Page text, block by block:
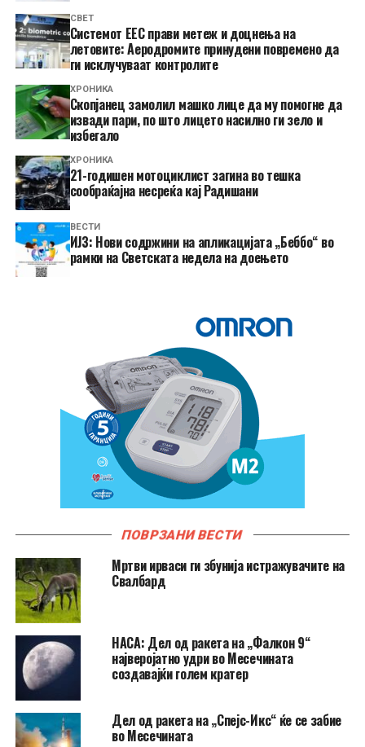
СВЕТ
Системот ЕЕС прави метеж и доцнења на
летовите: Аеродромите принудени повремено да
ги исклучуваат контролите
ХРОНИКА
Скопјанец замолил машко лице да му помогне да
извади пари, по што лицето насилно ги зело и
избегало
ХРОНИКА
21-годишен мотоциклист загина во тешка
сообраќајна несреќа кај Радишани
ВЕСТИ
ИЈЗ: Нови содржини на апликацијата „Беббо“ во
рамки на Светската недела на доењето
ПОВРЗАНИ ВЕСТИ
Мртви ирваси ги збунија истражувачите на
Свалбард
НАСА: Дел од ракета на „Фалкон 9“
најверојатно удри во Месечината
создавајќи голем кратер
Дел од ракета на „Спејс-Икс“ ќе се забие
во Месечината